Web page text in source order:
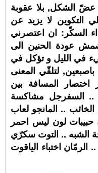
عضّ الشكل, بلا عقوبة
التكوين لا يزيد عن
السكّر: ان اعتصرني
عودة الحنين الى
في الليل و تؤكل في
لتلقّي المعنى
اختصار المسافة بين
.. السفرجل مشاكسة
.. المانجو لعاب
حبيبات لون ليس احمر
الشبه .. التوت سكرّي
اختباء الياقوت